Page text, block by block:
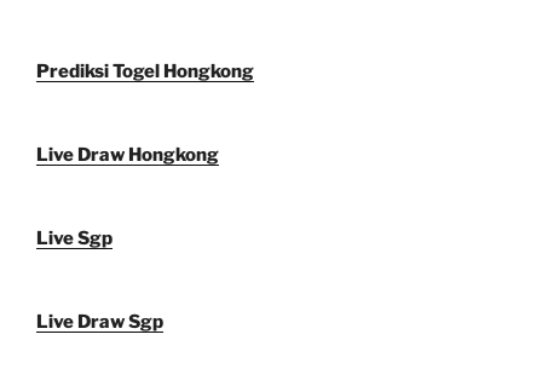
Prediksi Togel Hongkong
Live Draw Hongkong
Live Sgp
Live Draw Sgp